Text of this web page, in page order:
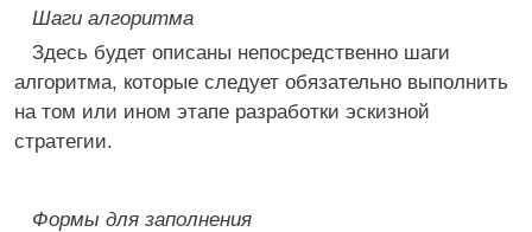
Шаги алгоритма
Здесь будет описаны непосредственно шаги
алгоритма, которые следует обязательно выполнить
на том или ином этапе разработки эскизной
стратегии.
Формы для заполнения